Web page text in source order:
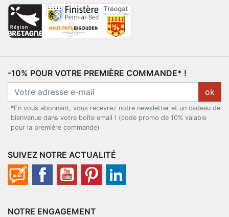
-10% POUR VOTRE PREMIÈRE COMMANDE* !
ok
*En vous abonnant, vous recevrez notre newsletter et un cadeau de
bienvenue dans votre boîte email ! (code promo de 10% valable
pour la première commande)
SUIVEZ NOTRE ACTUALITÉ
NOTRE ENGAGEMENT